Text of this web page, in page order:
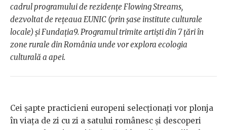
cadrul programului de rezidențe Flowing Streams,
dezvoltat de rețeaua EUNIC (prin șase institute culturale
locale) și Fundația9. Programul trimite artiști din 7 țări în
zone rurale din România unde vor explora ecologia
culturală a apei.
Cei șapte practicieni europeni selecționați vor plonja
în viața de zi cu zi a satului românesc și descoperi